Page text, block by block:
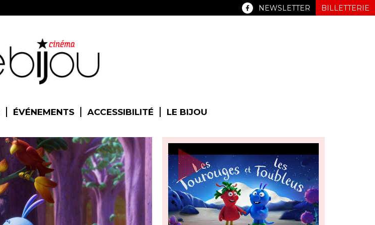
NEWSLETTER BILLETTERIE
ÉVÉNEMENTS ACCESSIBILITÉ LE BIJOU